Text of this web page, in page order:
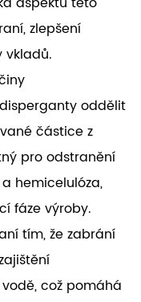
zlepšení
vkladů.
oddělit
částice z
pro odstranění
hemicelulóza,
fáze výroby.
tím, že zabrání
což pomáhá